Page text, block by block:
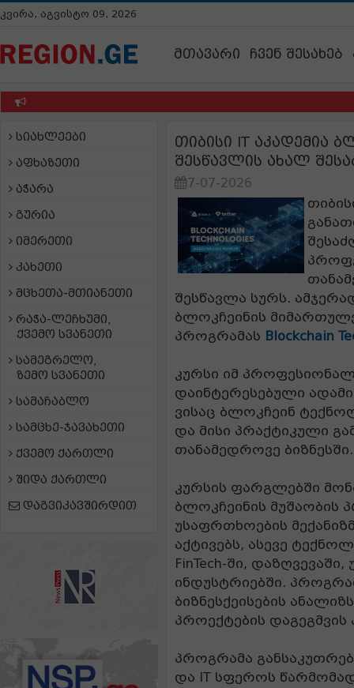
კვირა, აგვისტო 09, 2026
მთავარი ჩვენ შესახებ
სიახლეები
აფხაზეთი
აჭარა
გურია
იმერეთი
კახეთი
მცხეთა-მთიანეთი
რაჭა-ლეჩხუმი,
ქვემო სვანეთი
სამეგრელო,
ზემო სვანეთი
სამაჩაბლო
სამცხე-ჯავახეთი
ქვემო ქართლი
შიდა ქართლი
დაგვიკავშირდით
თიბისი IT აკადემია
შესწავლის ახალ
7-07-2026
შესწავლა სურს.
ბლოკჩეინის
პროგრამას Blockchain
კურსი იმ
დაინტერესებული
ვისაც ბლოკჩეინ
და მისი პრაქტიკული
თანამედროვე ბიზნესში.
კურსის ფარგლებში
ბლოკჩეინის მუშაობის
უსაფრთხოების
აქტივებს, ასევე
FinTech-ში,
ინდუსტრიებში.
ბიზნესქეისების
პროექტების დაგეგმვის
პროგრამა
და IT სფეროს